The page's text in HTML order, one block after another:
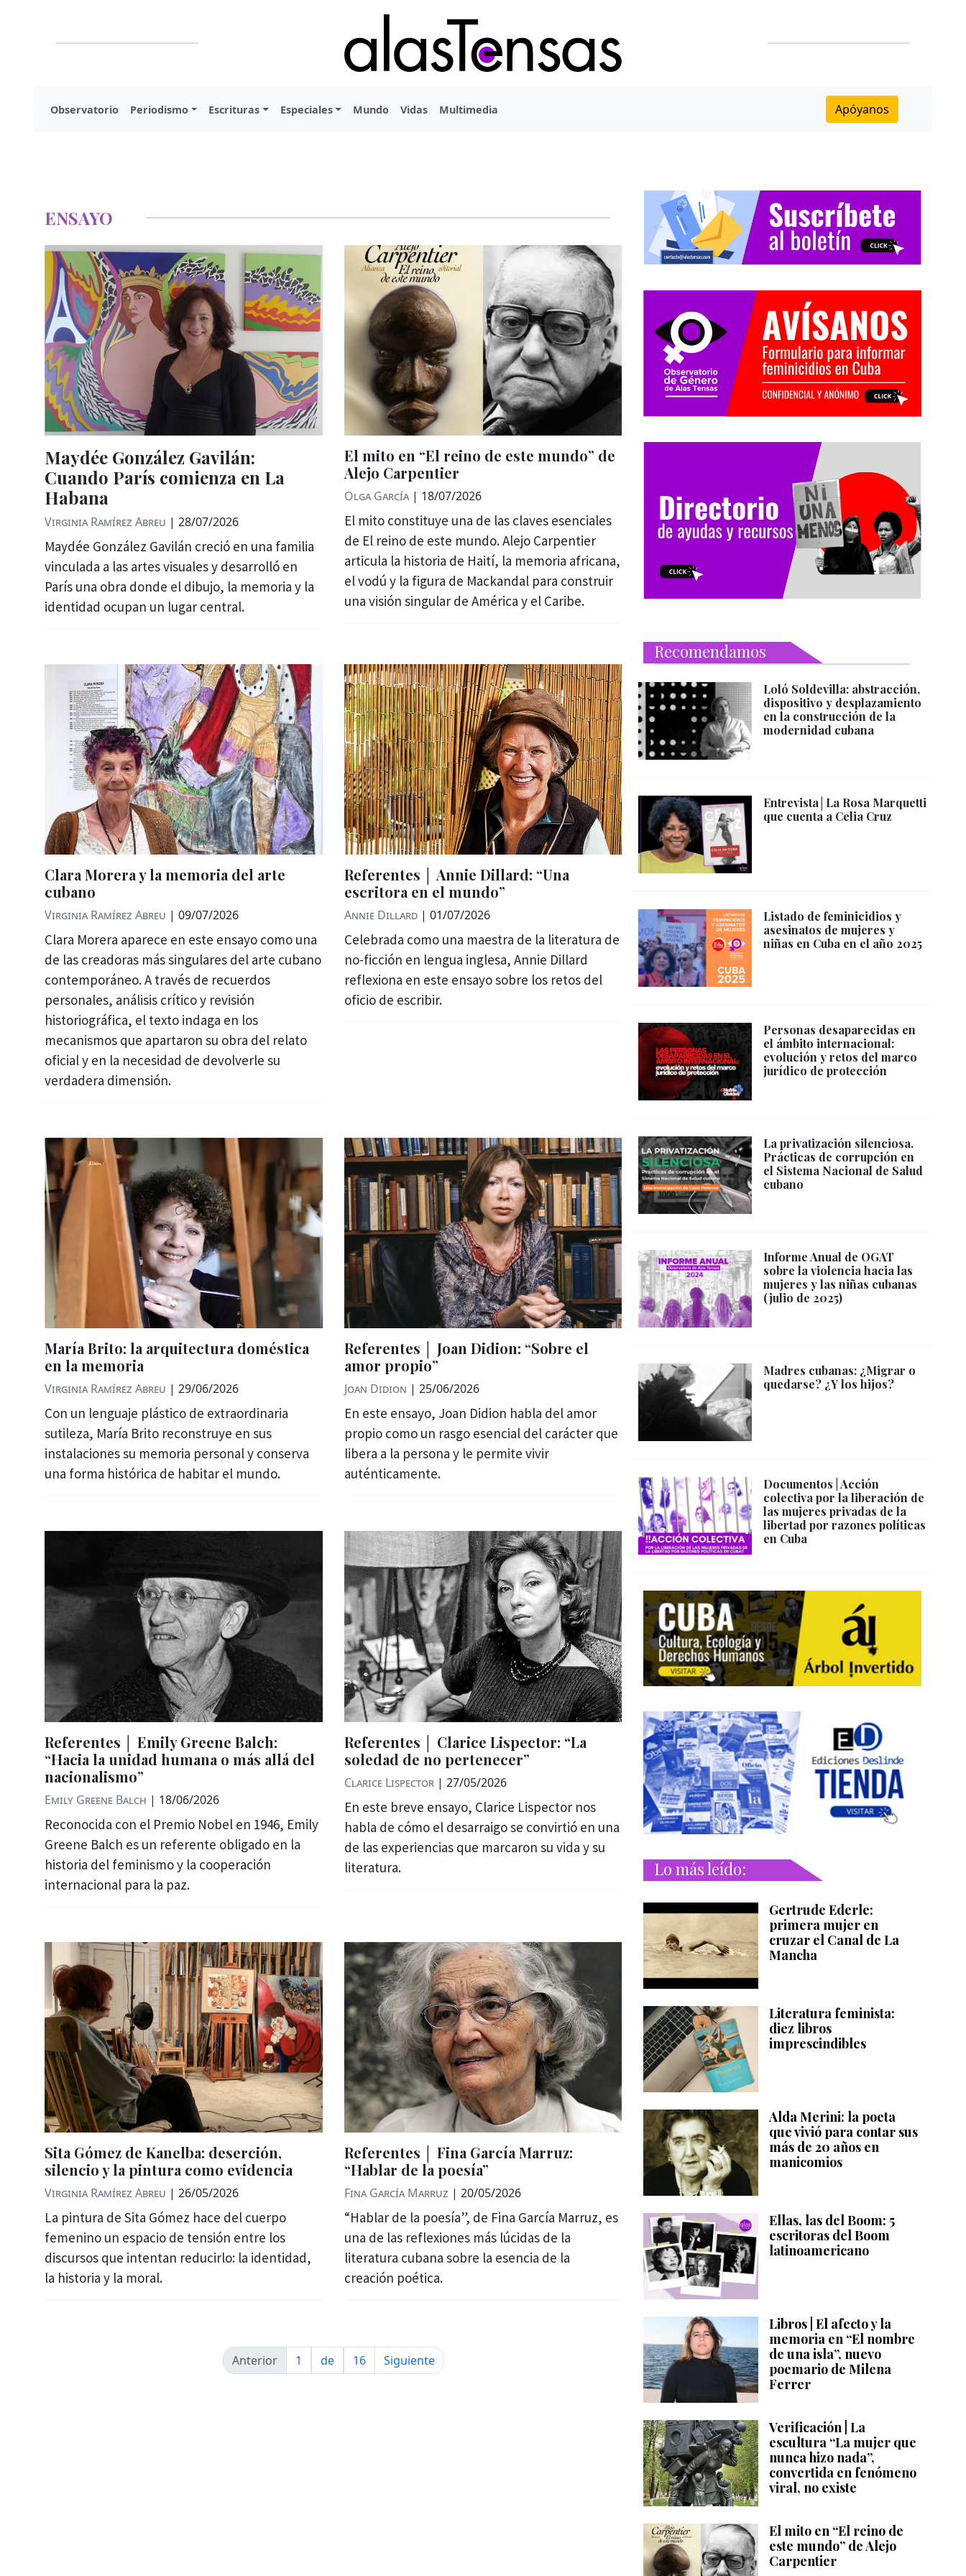
Observatorio Periodismo Escrituras Especiales Mundo Vidas Multimedia Apóyanos
ENSAYO
Maydée González Gavilán:
Cuando París comienza en La
Habana
Virginia Ramírez Abreu | 28/07/2026
Maydée González Gavilán creció en una familia
vinculada a las artes visuales y desarrolló en
París una obra donde el dibujo, la memoria y la
identidad ocupan un lugar central.
El mito en “El reino de este mundo” de
Alejo Carpentier
Olga García | 18/07/2026
El mito constituye una de las claves esenciales
de El reino de este mundo. Alejo Carpentier
articula la historia de Haití, la memoria africana,
el vodú y la figura de Mackandal para construir
una visión singular de América y el Caribe.
Clara Morera y la memoria del arte
cubano
Virginia Ramírez Abreu | 09/07/2026
Clara Morera aparece en este ensayo como una
de las creadoras más singulares del arte cubano
contemporáneo. A través de recuerdos
personales, análisis crítico y revisión
historiográfica, el texto indaga en los
mecanismos que apartaron su obra del relato
oficial y en la necesidad de devolverle su
verdadera dimensión.
Referentes │ Annie Dillard: “Una
escritora en el mundo”
Annie Dillard | 01/07/2026
Celebrada como una maestra de la literatura de
no-ficción en lengua inglesa, Annie Dillard
reflexiona en este ensayo sobre los retos del
oficio de escribir.
María Brito: la arquitectura doméstica
en la memoria
Virginia Ramírez Abreu | 29/06/2026
Con un lenguaje plástico de extraordinaria
sutileza, María Brito reconstruye en sus
instalaciones su memoria personal y conserva
una forma histórica de habitar el mundo.
Referentes │ Joan Didion: “Sobre el
amor propio”
Joan Didion | 25/06/2026
En este ensayo, Joan Didion habla del amor
propio como un rasgo esencial del carácter que
libera a la persona y le permite vivir
auténticamente.
Referentes │ Emily Greene Balch:
“Hacia la unidad humana o más allá del
nacionalismo”
Emily Greene Balch | 18/06/2026
Reconocida con el Premio Nobel en 1946, Emily
Greene Balch es un referente obligado en la
historia del feminismo y la cooperación
internacional para la paz.
Referentes │ Clarice Lispector: “La
soledad de no pertenecer”
Clarice Lispector | 27/05/2026
En este breve ensayo, Clarice Lispector nos
habla de cómo el desarraigo se convirtió en una
de las experiencias que marcaron su vida y su
literatura.
Sita Gómez de Kanelba: deserción,
silencio y la pintura como evidencia
Virginia Ramírez Abreu | 26/05/2026
La pintura de Sita Gómez hace del cuerpo
femenino un espacio de tensión entre los
discursos que intentan reducirlo: la identidad,
la historia y la moral.
Referentes │ Fina García Marruz:
“Hablar de la poesía”
Fina García Marruz | 20/05/2026
“Hablar de la poesía”, de Fina García Marruz, es
una de las reflexiones más lúcidas de la
literatura cubana sobre la esencia de la
creación poética.
Anterior 1 de 16 Siguiente
Recomendamos
Loló Soldevilla: abstracción,
dispositivo y desplazamiento
en la construcción de la
modernidad cubana
Entrevista│La Rosa Marquetti
que cuenta a Celia Cruz
Listado de feminicidios y
asesinatos de mujeres y
niñas en Cuba en el año 2025
Personas desaparecidas en
el ámbito internacional:
evolución y retos del marco
jurídico de protección
La privatización silenciosa.
Prácticas de corrupción en
el Sistema Nacional de Salud
cubano
Informe Anual de OGAT
sobre la violencia hacia las
mujeres y las niñas cubanas
(julio de 2025)
Madres cubanas: ¿Migrar o
quedarse? ¿Y los hijos?
Documentos | Acción
colectiva por la liberación de
las mujeres privadas de la
libertad por razones políticas
en Cuba
Lo más leído:
Gertrude Ederle:
primera mujer en
cruzar el Canal de La
Mancha
Literatura feminista:
diez libros
imprescindibles
Alda Merini: la poeta
que vivió para contar sus
más de 20 años en
manicomios
Ellas, las del Boom: 5
escritoras del Boom
latinoamericano
Libros | El afecto y la
memoria en “El nombre
de una isla”, nuevo
poemario de Milena
Ferrer
Verificación | La
escultura “La mujer que
nunca hizo nada”,
convertida en fenómeno
viral, no existe
El mito en “El reino de
este mundo” de Alejo
Carpentier